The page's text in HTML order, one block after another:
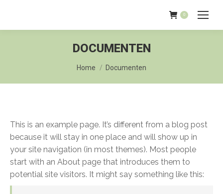
0
DOCUMENTEN
Je bent hier:
Home Documenten
This is an example page. It’s different from a blog post
because it will stay in one place and will show up in
your site navigation (in most themes). Most people
start with an About page that introduces them to
potential site visitors. It might say something like this: